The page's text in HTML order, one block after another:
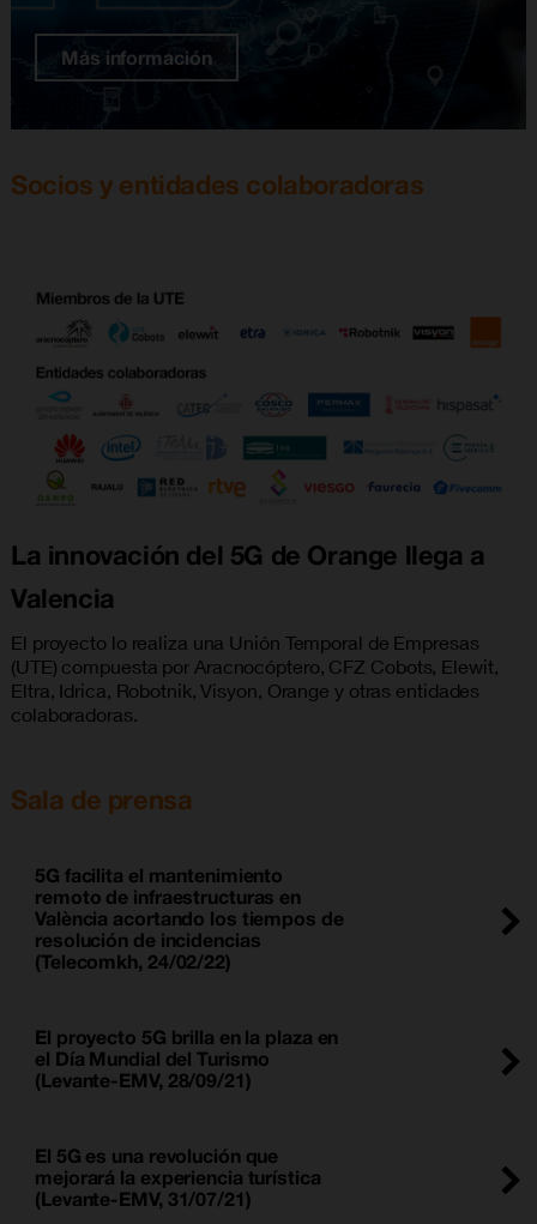
Más información
Socios y entidades colaboradoras
La innovación del 5G de Orange llega a
Valencia
El proyecto lo realiza una Unión Temporal de Empresas
(UTE) compuesta por Aracnocóptero, CFZ Cobots, Elewit,
Eltra, Idrica, Robotnik, Visyon, Orange y otras entidades
colaboradoras.
Sala de prensa
5G facilita el mantenimiento
remoto de infraestructuras en
València acortando los tiempos de
resolución de incidencias
(Telecomkh, 24/02/22)
El proyecto 5G brilla en la plaza en
el Día Mundial del Turismo
(Levante-EMV, 28/09/21)
El 5G es una revolución que
mejorará la experiencia turística
(Levante-EMV, 31/07/21)